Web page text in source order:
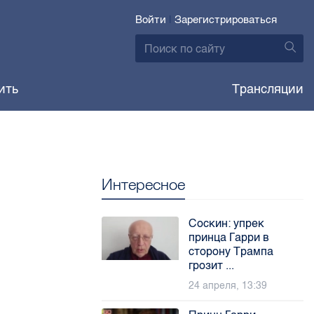
Войти | Зарегистрироваться
Трансляции
Интересное
Соскин: упрек
принца Гарри в
сторону Трампа
грозит ...
24 апреля, 13:39